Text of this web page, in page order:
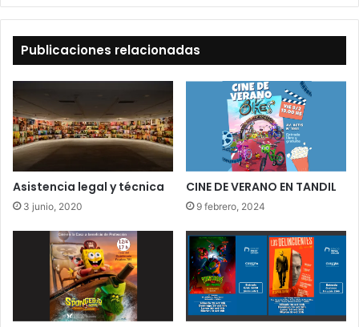
Publicaciones relacionadas
Asistencia legal y técnica
3 junio, 2020
CINE DE VERANO EN TANDIL
9 febrero, 2024